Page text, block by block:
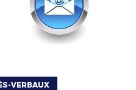
VERBAUX